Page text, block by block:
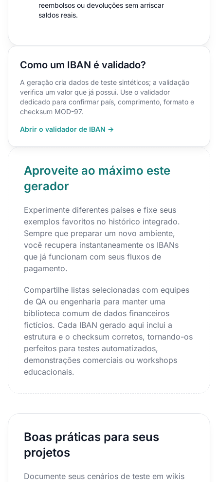
reembolsos ou devoluções sem arriscar
saldos reais.
Como um IBAN é validado?
A geração cria dados de teste sintéticos; a validação
verifica um valor que já possui. Use o validador
dedicado para confirmar país, comprimento, formato e
checksum MOD-97.
Abrir o validador de IBAN →
Aproveite ao máximo este
gerador
Experimente diferentes países e fixe seus
exemplos favoritos no histórico integrado.
Sempre que preparar um novo ambiente,
você recupera instantaneamente os IBANs
que já funcionam com seus fluxos de
pagamento.
Compartilhe listas selecionadas com equipes
de QA ou engenharia para manter uma
biblioteca comum de dados financeiros
fictícios. Cada IBAN gerado aqui inclui a
estrutura e o checksum corretos, tornando-os
perfeitos para testes automatizados,
demonstrações comerciais ou workshops
educacionais.
Boas práticas para seus
projetos
Documente seus cenários de teste em wikis